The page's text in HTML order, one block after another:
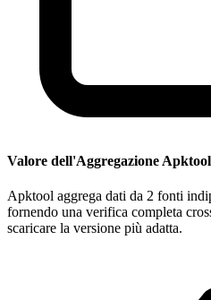
Valore dell'Aggregazione Apktool
Apktool aggrega dati da 2 fonti
fornendo una verifica completa
scaricare la versione più adatta.